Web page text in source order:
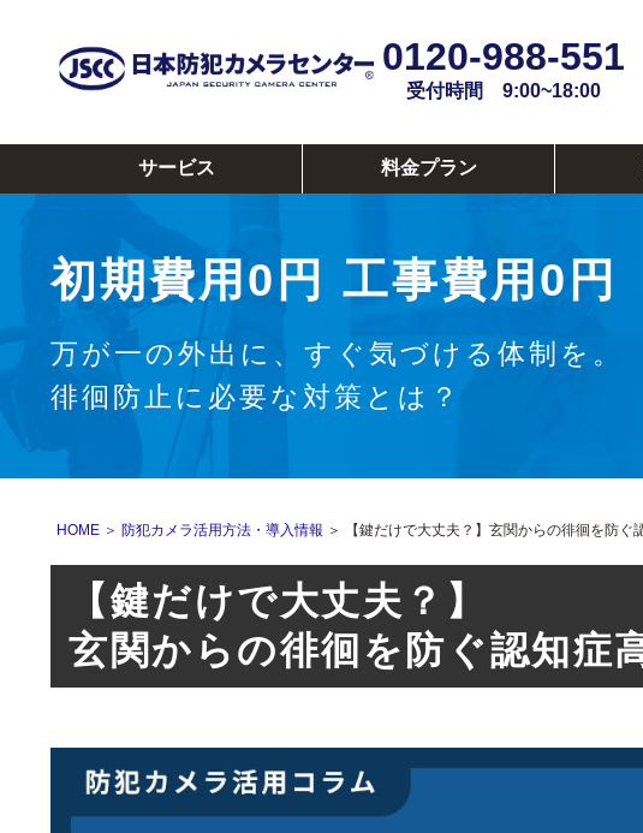
0120-988-551
受付時間 9:00~18:00
サービス 料金プラン
初期費用0円 工事費用0円
万が一の外出に、すぐ気づける体制を。
徘徊防止に必要な対策とは？
HOME ＞ 防犯カメラ活用方法・導入情報 ＞ 【鍵だけで大丈夫？】玄関からの徘徊を防ぐ
【鍵だけで大丈夫？】
玄関からの徘徊を防ぐ認知症